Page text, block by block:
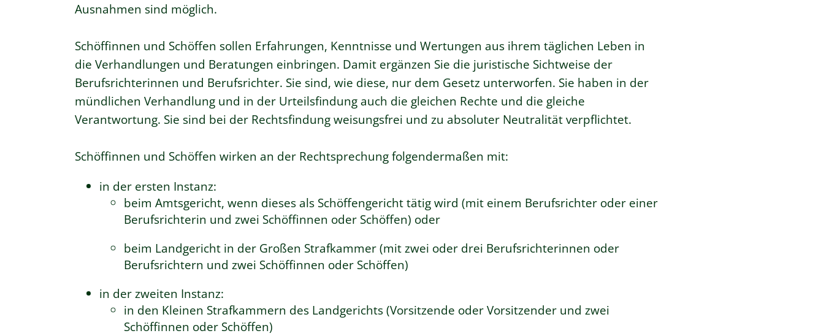
Ausnahmen sind möglich.
Schöffinnen und Schöffen sollen Erfahrungen, Kenntnisse und Wertungen aus ihrem täglichen Leben in
die Verhandlungen und Beratungen einbringen. Damit ergänzen Sie die juristische Sichtweise der
Berufsrichterinnen und Berufsrichter. Sie sind, wie diese, nur dem Gesetz unterworfen. Sie haben in der
mündlichen Verhandlung und in der Urteilsfindung auch die gleichen Rechte und die gleiche
Verantwortung. Sie sind bei der Rechtsfindung weisungsfrei und zu absoluter Neutralität verpflichtet.
Schöffinnen und Schöffen wirken an der Rechtsprechung folgendermaßen mit:
in der ersten Instanz:
beim Amtsgericht, wenn dieses als Schöffengericht tätig wird (mit einem Berufsrichter oder einer
Berufsrichterin und zwei Schöffinnen oder Schöffen) oder
beim Landgericht in der Großen Strafkammer (mit zwei oder drei Berufsrichterinnen oder
Berufsrichtern und zwei Schöffinnen oder Schöffen)
in der zweiten Instanz:
in den Kleinen Strafkammern des Landgerichts (Vorsitzende oder Vorsitzender und zwei
Schöffinnen oder Schöffen)